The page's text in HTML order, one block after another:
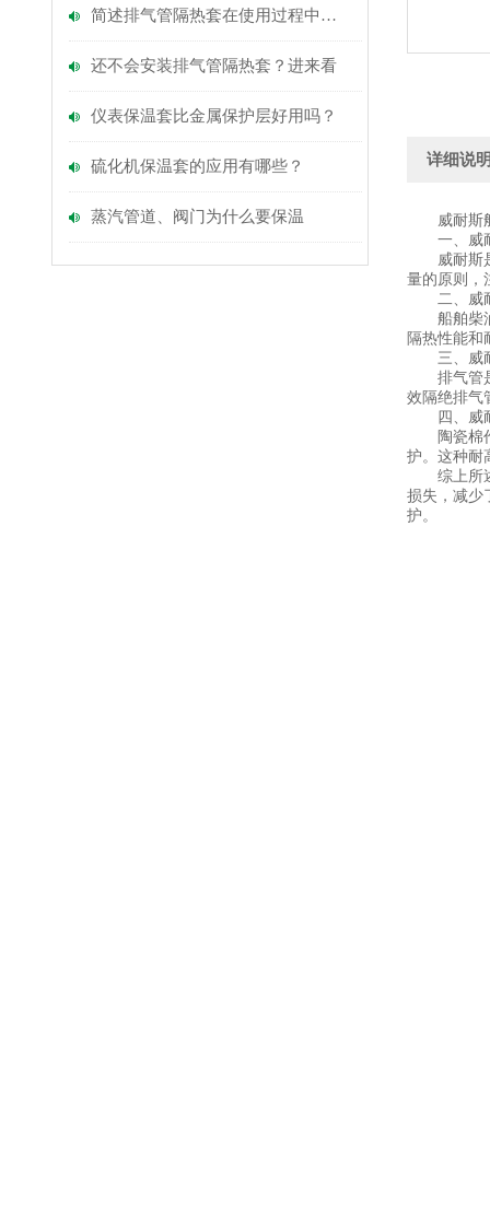
简述排气管隔热套在使用过程中的常见问题相应解决方法
还不会安装排气管隔热套？进来看
仪表保温套比金属保护层好用吗？
硫化机保温套的应用有哪些？
蒸汽管道、阀门为什么要保温
详细说明
威耐斯船
一、威耐
威耐斯是
量的原则，
二、威耐
船舶柴油
隔热性能和
三、威耐
排气管是
效隔绝排气
四、威耐
陶瓷棉作
护。这种耐
综上所述
损失，减少
护。